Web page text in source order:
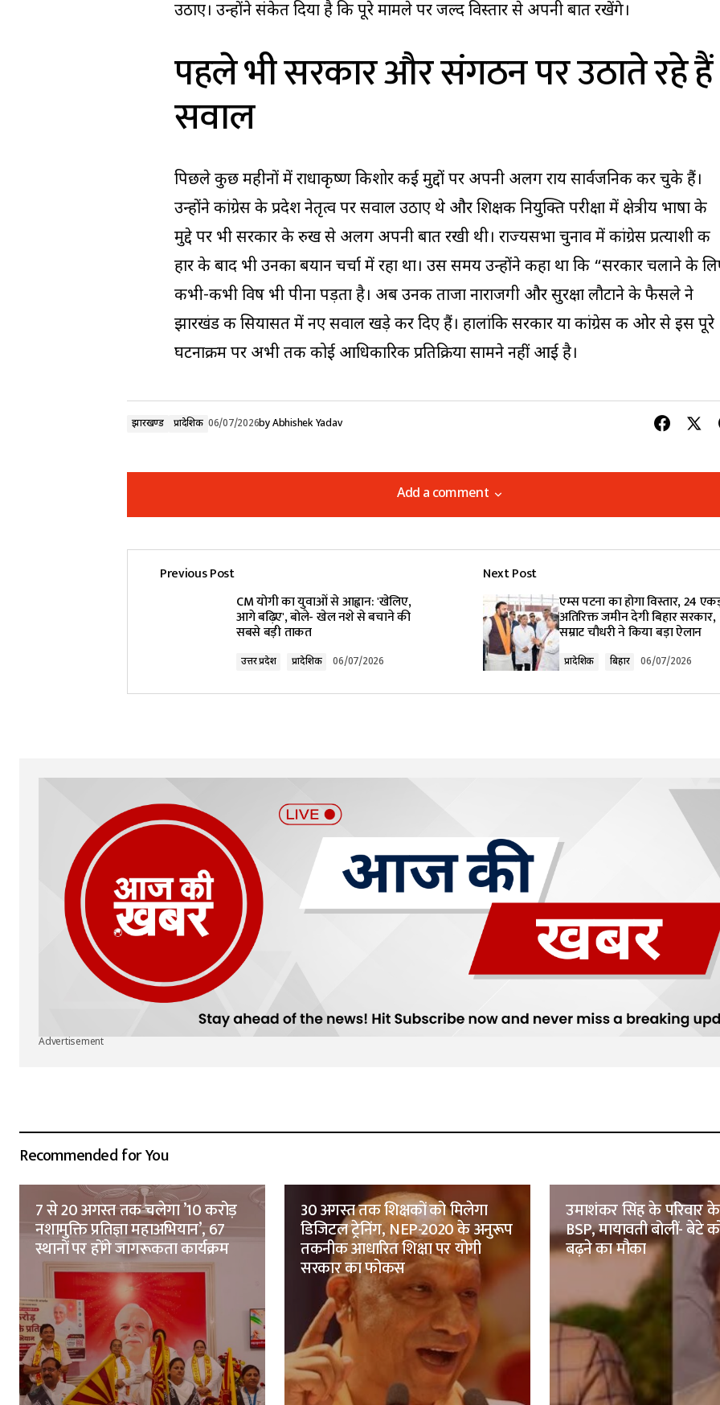
उठाए। उन्होंने संकेत दिया है कि पूरे मामले पर जल्द विस्तार से अपनी बात रखेंगे।
पहले भी सरकार और संगठन पर उठाते रहे हैं
सवाल
पिछले कुछ महीनों में राधाकृष्ण किशोर कई मुद्दों पर अपनी अलग राय सार्वजनिक कर चुके हैं।
उन्होंने कांग्रेस के प्रदेश नेतृत्व पर सवाल उठाए थे और शिक्षक नियुक्ति परीक्षा में क्षेत्रीय भाषा के
मुद्दे पर भी सरकार के रुख से अलग अपनी बात रखी थी। राज्यसभा चुनाव में कांग्रेस प्रत्याशी की
हार के बाद भी उनका बयान चर्चा में रहा था। उस समय उन्होंने कहा था कि “सरकार चलाने के
कभी-कभी विष भी पीना पड़ता है। अब उनकी ताजा नाराजगी और सुरक्षा लौटाने के फैसले ने
झारखंड की सियासत में नए सवाल खड़े कर दिए हैं। हालांकि सरकार या कांग्रेस की ओर से इस पूरे
घटनाक्रम पर अभी तक कोई आधिकारिक प्रतिक्रिया सामने नहीं आई है।
झारखण्ड प्रादेशिक 06/07/2026byAbhishek Yadav
Add a comment
Add a comment
Your email address will not be published. Required fields are marked
Previous Post
CM योगी का युवाओं से आह्वान: 'खेलिए,
आगे बढ़िए', बोले- खेल नशे से बचाने की
सबसे बड़ी ताकत
उत्तर प्रदेश प्रादेशिक 06/07/2026
Next Post
एम्स पटना का होगा विस्तार, 24
अतिरिक्त जमीन देगी बिहार सरकार,
सम्राट चौधरी ने किया बड़ा ऐलान
प्रादेशिक बिहार 06/07/2026
Advertisement
Recommended for You
7 से 20 अगस्त तक चलेगा ’10 करोड़
नशामुक्ति प्रतिज्ञा महाअभियान’, 67
स्थानों पर होंगे जागरूकता कार्यक्रम
30 अगस्त तक शिक्षकों को मिलेगा
डिजिटल ट्रेनिंग, NEP-2020 के अनुरूप
तकनीक आधारित शिक्षा पर योगी
सरकार का फोकस
उमाशंकर सिंह के परिवार
BSP, मायावती बोलीं-
बढ़ने का मौका